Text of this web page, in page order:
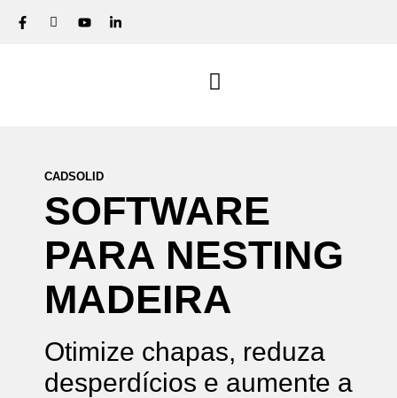
CADSOLID
SOFTWARE
PARA NESTING
MADEIRA
Otimize chapas, reduza
desperdícios e aumente a